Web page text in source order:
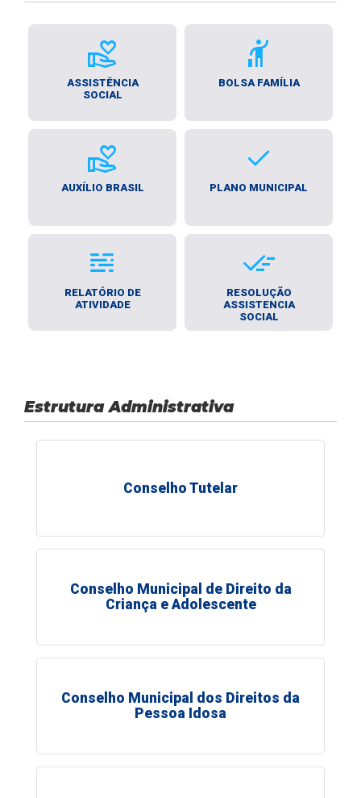
volunteer_activism
ASSISTÊNCIA
SOCIAL
hail
BOLSA FAMÍLIA
volunteer_activism
AUXÍLIO BRASIL
Done
PLANO MUNICIPAL
Mist
RELATÓRIO DE
ATIVIDADE
Sweep
RESOLUÇÃO
ASSISTENCIA
SOCIAL
Estrutura Administrativa
Conselho Tutelar
Conselho Municipal de Direito da
Criança e Adolescente
Conselho Municipal dos Direitos da
Pessoa Idosa